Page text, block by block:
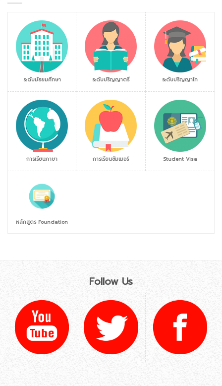
ระดับมัธยมศึกษา ระดับปริญญาตรี ระดับปริญญาโท
การเรียนภาษา การเรียนซัมเมอร์ Student Visa
หลักสูตร Foundation
Follow Us